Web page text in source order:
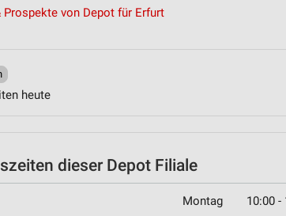
von Depot für Erfurt
heute
dieser Depot Filiale
Montag 10:00 -